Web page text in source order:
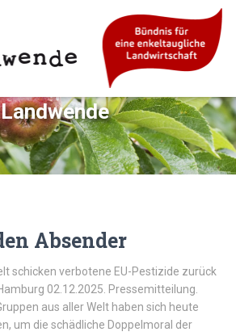
Landwende
Absender
schicken verbotene EU-Pestizide zurück
02.12.2025. Pressemitteilung.
aus aller Welt haben sich heute
um die schädliche Doppelmoral der